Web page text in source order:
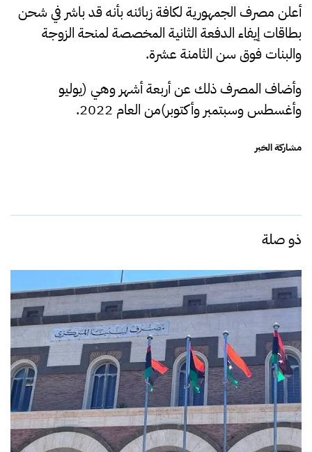
أعلن مصرف الجمهورية لكافة زبائنه بأنه قد باشر في شحن
بطاقات إيفاء الدفعة الثانية المخصصة لمنحة الزوجة
والبنات فوق سن الثامنة عشرة.
وأضاف المصرف ذلك عن أربعة أشهر وهي (يوليو
وأغسطس وسبتمبر وأكتوبر)من العام 2022.
مشاركة الخبر
ذو صلة